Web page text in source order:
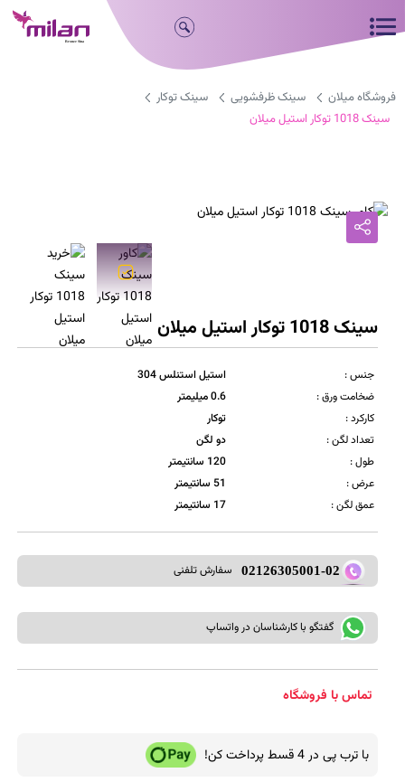
فروشگاه میلان سینک ظرفشویی
سینک توکار
سینک 1018 توکار استیل میلان
سینک 1018 توکار استیل میلان
جنس :
استیل استنلس 304
ضخامت ورق :
0.6 میلیمتر
کارکرد :
توکار
تعداد لگن :
دو لگن
طول :
120 سانتیمتر
عرض :
51 سانتیمتر
عمق لگن :
17 سانتیمتر
02126305001-02 سفارش تلفنی
گفتگو با کارشناسان در واتساپ
تماس با فروشگاه
با ترب پی در 4 قسط پرداخت کن!